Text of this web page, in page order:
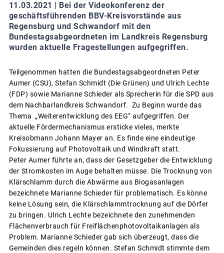
11.03.2021 |
Bei der Videokonferenz der
geschäftsführenden BBV-Kreisvorstände aus
Regensburg und Schwandorf mit den
Bundestagsabgeordneten im Landkreis Regensburg
wurden aktuelle Fragestellungen aufgegriffen.
Teilgenommen hatten die Bundestagsabgeordneten Peter
Aumer (CSU), Stefan Schmidt (Die Grünen) und Ulrich Lechte
(FDP) sowie Marianne Schieder als Sprecherin für die SPD aus
dem Nachbarlandkreis Schwandorf. Zu Beginn wurde das
Thema „Weiterentwicklung des EEG“ aufgegriffen. Der
aktuelle Fördermechanismus ersticke vieles, merkte
Kreisobmann Johann Mayer an. Es finde eine eindeutige
Fokussierung auf Photovoltaik und Windkraft statt.
Peter Aumer führte an, dass der Gesetzgeber die Entwicklung
der Stromkosten im Auge behalten müsse. Die Trocknung von
Klärschlamm durch die Abwärme aus Biogasanlagen
bezeichnete Marianne Schieder für problematisch. Es könne
keine Lösung sein, die Klärschlammtrocknung auf die Dörfer
zu bringen. Ulrich Lechte bezeichnete den zunehmenden
Flächenverbrauch für Freiflächenphotovoltaikanlagen als
Problem. Marianne Schieder gab sich überzeugt, dass die
Gemeinden dies regeln können. Stefan Schmidt stimmte dem